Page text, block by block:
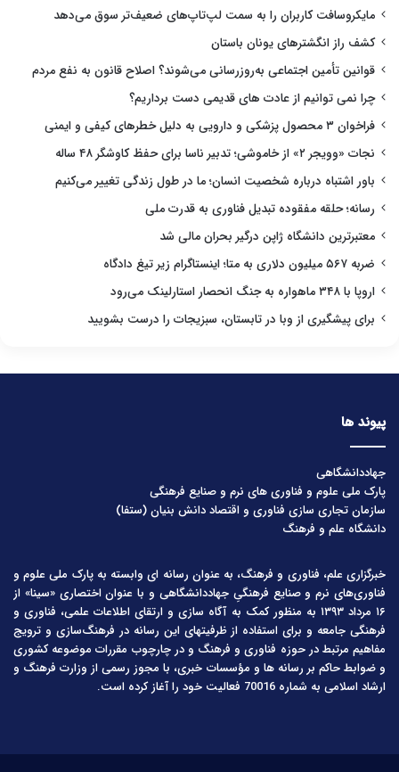
مایکروسافت کاربران را به سمت لپ‌تاپ‌های ضعیف‌تر سوق می‌دهد
کشف راز انگشترهای یونان باستان
قوانین تأمین اجتماعی به‌روزرسانی می‌شوند؟ اصلاح قانون به نفع مردم
چرا نمی توانیم از عادت های قدیمی دست برداریم؟
فراخوان ۳ محصول پزشکی و دارویی به دلیل خطرهای کیفی و ایمنی
نجات «وویجر ۲» از خاموشی؛ تدبیر ناسا برای حفظ کاوشگر ۴۸ ساله
باور اشتباه درباره شخصیت انسان؛ ما در طول زندگی تغییر می‌کنیم
رسانه؛ حلقه مفقوده تبدیل فناوری به قدرت ملی
معتبرترین دانشگاه ژاپن درگیر بحران مالی شد
ضربه ۵۶۷ میلیون دلاری به متا؛ اینستاگرام زیر تیغ دادگاه
اروپا با ۳۴۸ ماهواره به جنگ انحصار استارلینک می‌رود
برای پیشگیری از وبا در تابستان، سبزیجات را درست بشویید
پیوند ها
جهاددانشگاهی
پارک ملی علوم و فناوری های نرم و صنایع فرهنگی
سازمان تجاری سازی فناوری و اقتصاد دانش بنیان (ستفا)
دانشگاه علم و فرهنگ
خبرگزاری علم، فناوری و فرهنگ، به عنوان رسانه ای وابسته به پارک ملی علوم و
فناوری‌های نرم و صنایع فرهنگیِ جهاددانشگاهی و با عنوان اختصاری «سینا» از
۱۶ مرداد ۱۳۹۳ به منظور کمک به آگاه سازی و ارتقای اطلاعات علمی، فناوری و
فرهنگی جامعه و برای استفاده از ظرفیتهای این رسانه در فرهنگ‌سازی و ترویج
مفاهیم مرتبط در حوزه فناوری و فرهنگ و در چارچوب مقررات موضوعه کشوری
و ضوابط حاکم بر رسانه ها و مؤسسات خبری، با مجوز رسمی از وزارت فرهنگ و
ارشاد اسلامی به شماره 70016 فعالیت خود را آغاز کرده است.